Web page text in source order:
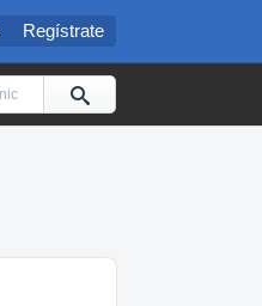
Regístrate